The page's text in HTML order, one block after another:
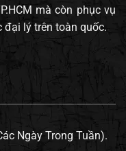
mà còn phục vụ
đại lý trên toàn quốc.
Ngày Trong Tuần).